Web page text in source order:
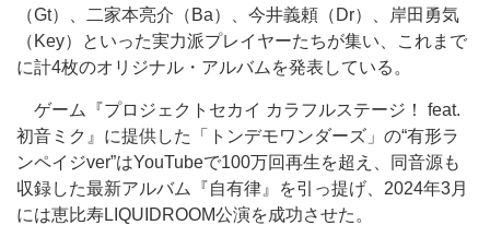
（Gt）、二家本亮介（Ba）、今井義頼（Dr）、岸田勇気
（Key）といった実力派プレイヤーたちが集い、これまで
に計4枚のオリジナル・アルバムを発表している。
ゲーム『プロジェクトセカイ カラフルステージ！ feat.
初音ミク』に提供した「トンデモワンダーズ」の“有形ラ
ンペイジver”はYouTubeで100万回再生を超え、同音源も
収録した最新アルバム『自有律』を引っ提げ、2024年3月
には恵比寿LIQUIDROOM公演を成功させた。